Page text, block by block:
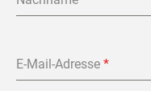
E-Mail-Adresse *